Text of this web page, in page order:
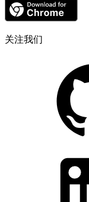
关注我们